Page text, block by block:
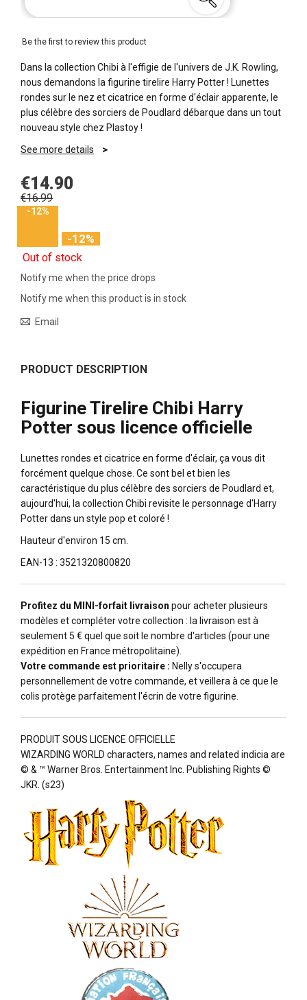
Be the first to review this product
Dans la collection Chibi à l'effigie de l'univers de J.K. Rowling,
nous demandons la figurine tirelire Harry Potter ! Lunettes
rondes sur le nez et cicatrice en forme d'éclair apparente, le
plus célèbre des sorciers de Poudlard débarque dans un tout
nouveau style chez Plastoy !
See more details
€14.90
€16.99
-12%
-12%
Out of stock
Notify me when the price drops
Notify me when this product is in stock
Email
PRODUCT DESCRIPTION
Figurine Tirelire Chibi Harry
Potter sous licence officielle
Lunettes rondes et cicatrice en forme d'éclair, ça vous dit
forcément quelque chose. Ce sont bel et bien les
caractéristique du plus célèbre des sorciers de Poudlard et,
aujourd'hui, la collection Chibi revisite le personnage d'Harry
Potter dans un style pop et coloré !
Hauteur d'environ 15 cm.
EAN-13 : 3521320800820
Profitez du MINI-forfait livraison pour acheter plusieurs
modèles et compléter votre collection : la livraison est à
seulement 5 € quel que soit le nombre d'articles (pour une
expédition en France métropolitaine).
Votre commande est prioritaire : Nelly s'occupera
personnellement de votre commande, et veillera à ce que le
colis protège parfaitement l'écrin de votre figurine.
PRODUIT SOUS LICENCE OFFICIELLE
WIZARDING WORLD characters, names and related indicia are
© & ™ Warner Bros. Entertainment Inc. Publishing Rights ©
JKR. (s23)